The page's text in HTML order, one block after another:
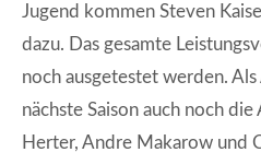
Jugend kommen Steven
dazu. Das gesamte
noch ausgetestet werden.
nächste Saison auch noch
Herter, Andre Makarow und